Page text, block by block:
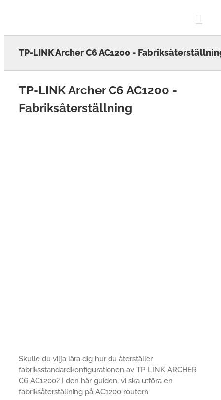
TP-LINK Archer C6 AC1200 -
TP-LINK Archer C6 AC1200 -
Fabriksåterställning
Skulle du vilja lära dig hur du återställer
fabriksstandardkonfigurationen av TP-LINK ARCHER
C6 AC1200? I den här guiden, vi ska utföra en
fabriksåterställning på AC1200 routern.